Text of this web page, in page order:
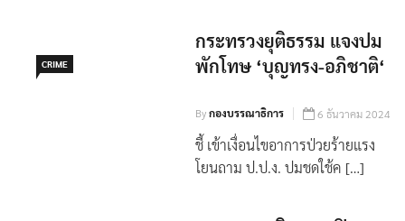
CRIME
กระทรวงยุติธรรม แจงปม
พักโทษ ‘บุญทรง-อภิชาติ‘
Byกองบรรณาธิการ 6 ธันวาคม 2024
ชี้ เข้าเงื่อนไขอาการป่วยร้ายแรง
โยนถาม ป.ป.ง. ปมชดใช้ค […]